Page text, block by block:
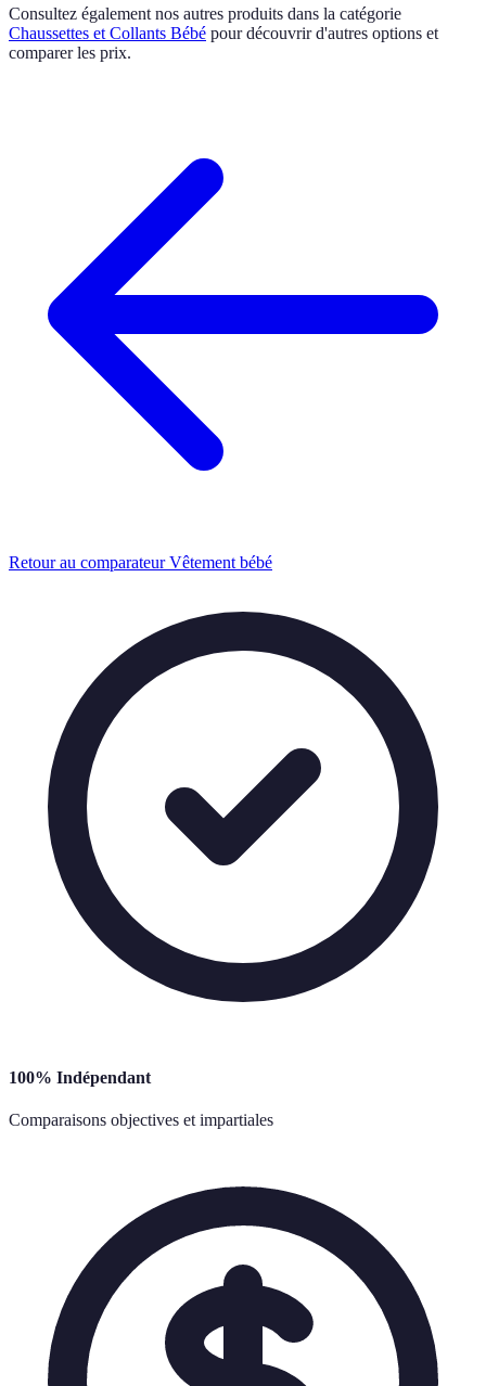
Consultez également nos autres produits dans la catégorie
Chaussettes et Collants Bébé pour découvrir d'autres options et
comparer les prix.
Retour au comparateur Vêtement bébé
100% Indépendant
Comparaisons objectives et impartiales